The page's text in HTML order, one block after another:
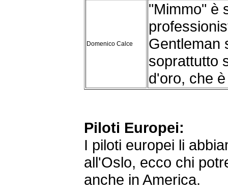
Domenico Calce
"Mimmo" è
Gentleman
soprattutto
d'oro, che
Piloti Europei:
I piloti europei li
all'Oslo, ecco chi
anche in America.